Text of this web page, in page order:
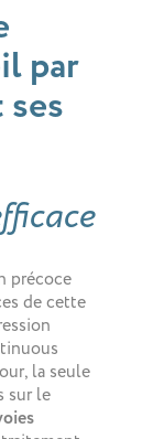
par
précoce
de cette
la seule
sur le